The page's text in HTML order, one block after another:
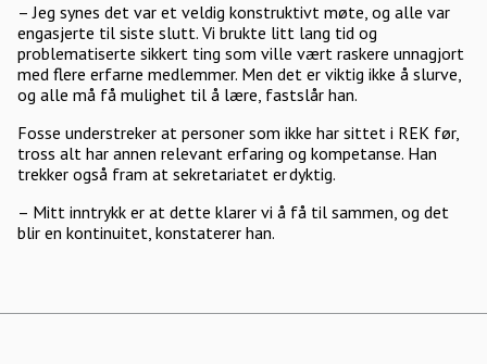
– Jeg synes det var et veldig konstruktivt møte, og alle var
engasjerte til siste slutt. Vi brukte litt lang tid og
problematiserte sikkert ting som ville vært raskere unnagjort
med flere erfarne medlemmer. Men det er viktig ikke å slurve,
og alle må få mulighet til å lære, fastslår han.
Fosse understreker at personer som ikke har sittet i REK før,
tross alt har annen relevant erfaring og kompetanse. Han
trekker også fram at sekretariatet er dyktig.
– Mitt inntrykk er at dette klarer vi å få til sammen, og det
blir en kontinuitet, konstaterer han.